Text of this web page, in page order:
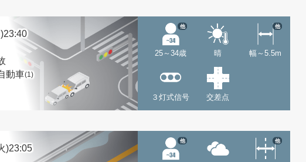
動車(1)
25～34歳
他
晴 幅～5.5m
他
３灯式信号 交差点
)23:05
他 他